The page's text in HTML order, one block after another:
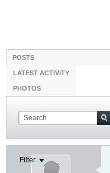
POSTS
LATEST ACTIVITY
PHOTOS
Filter